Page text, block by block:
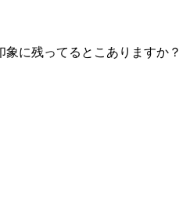
に残ってるとこありますか？